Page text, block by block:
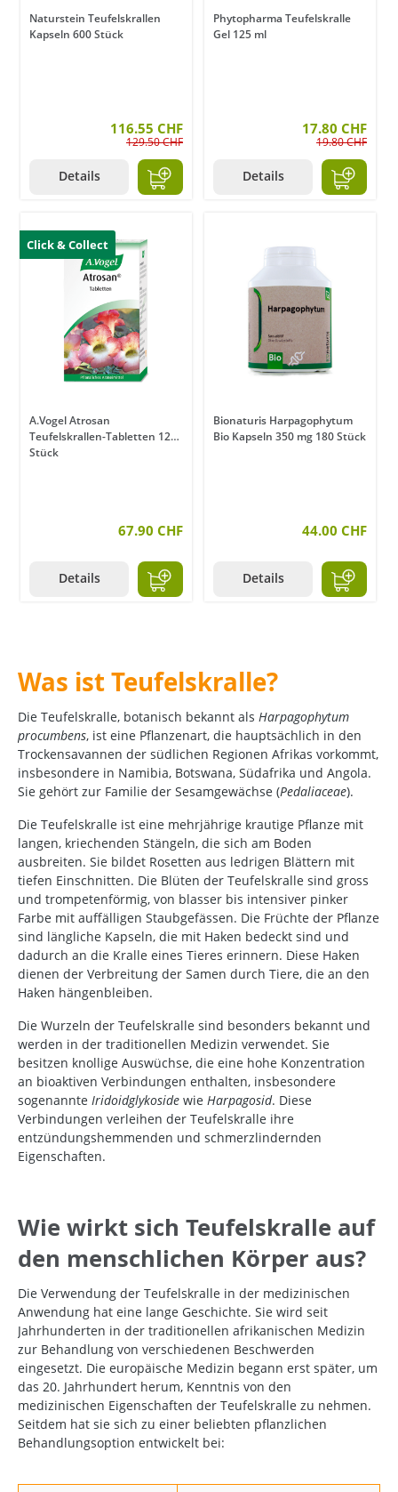
Naturstein Teufelskrallen
Kapseln 600 Stück
116.55 CHF
129.50 CHF
Details
Phytopharma Teufelskralle
Gel 125 ml
17.80 CHF
19.80 CHF
Details
Click & Collect
A.Vogel Atrosan
Teufelskrallen-Tabletten 120
Stück
67.90 CHF
Details
Bionaturis Harpagophytum
Bio Kapseln 350 mg 180 Stück
44.00 CHF
Details
Was ist Teufelskralle?
Die Teufelskralle, botanisch bekannt als Harpagophytum
procumbens, ist eine Pflanzenart, die hauptsächlich in den
Trockensavannen der südlichen Regionen Afrikas vorkommt,
insbesondere in Namibia, Botswana, Südafrika und Angola.
Sie gehört zur Familie der Sesamgewächse (Pedaliaceae).
Die Teufelskralle ist eine mehrjährige krautige Pflanze mit
langen, kriechenden Stängeln, die sich am Boden
ausbreiten. Sie bildet Rosetten aus ledrigen Blättern mit
tiefen Einschnitten. Die Blüten der Teufelskralle sind gross
und trompetenförmig, von blasser bis intensiver pinker
Farbe mit auffälligen Staubgefässen. Die Früchte der Pflanze
sind längliche Kapseln, die mit Haken bedeckt sind und
dadurch an die Kralle eines Tieres erinnern. Diese Haken
dienen der Verbreitung der Samen durch Tiere, die an den
Haken hängenbleiben.
Die Wurzeln der Teufelskralle sind besonders bekannt und
werden in der traditionellen Medizin verwendet. Sie
besitzen knollige Auswüchse, die eine hohe Konzentration
an bioaktiven Verbindungen enthalten, insbesondere
sogenannte Iridoidglykoside wie Harpagosid. Diese
Verbindungen verleihen der Teufelskralle ihre
entzündungshemmenden und schmerzlindernden
Eigenschaften.
Wie wirkt sich Teufelskralle auf
den menschlichen Körper aus?
Die Verwendung der Teufelskralle in der medizinischen
Anwendung hat eine lange Geschichte. Sie wird seit
Jahrhunderten in der traditionellen afrikanischen Medizin
zur Behandlung von verschiedenen Beschwerden
eingesetzt. Die europäische Medizin begann erst später, um
das 20. Jahrhundert herum, Kenntnis von den
medizinischen Eigenschaften der Teufelskralle zu nehmen.
Seitdem hat sie sich zu einer beliebten pflanzlichen
Behandlungsoption entwickelt bei: